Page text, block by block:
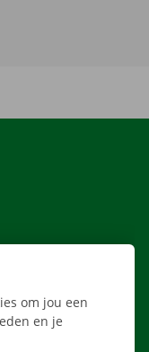
om jou een
en je